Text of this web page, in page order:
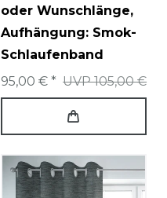
oder Wunschlänge,
Aufhängung: Smok-
Schlaufenband
UVP 105,00 €
95,00 € *